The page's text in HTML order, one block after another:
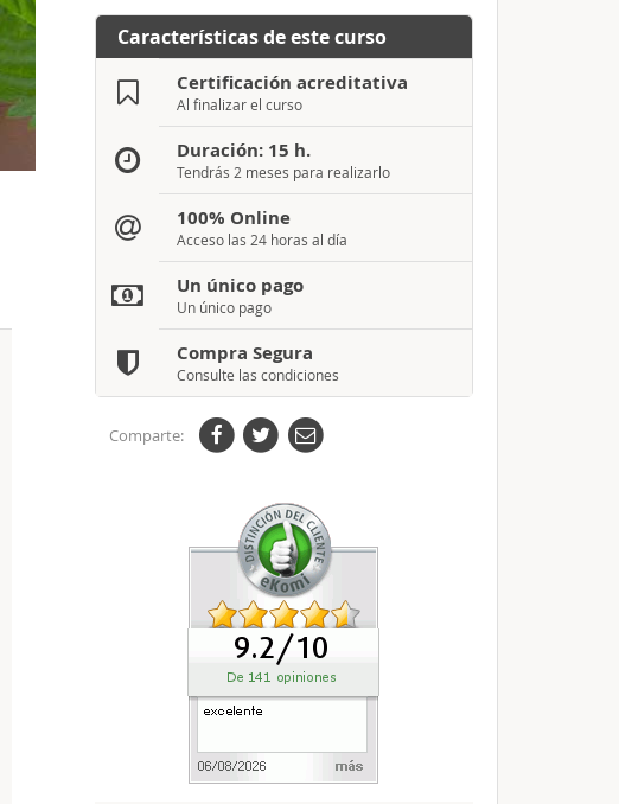
Características de este curso
Certificación acreditativa
Al finalizar el curso
Duración: 15 h.
Tendrás 2 meses para realizarlo
100% Online
Acceso las 24 horas al día
Un único pago
Un único pago
Compra Segura
Consulte las condiciones
Comparte: